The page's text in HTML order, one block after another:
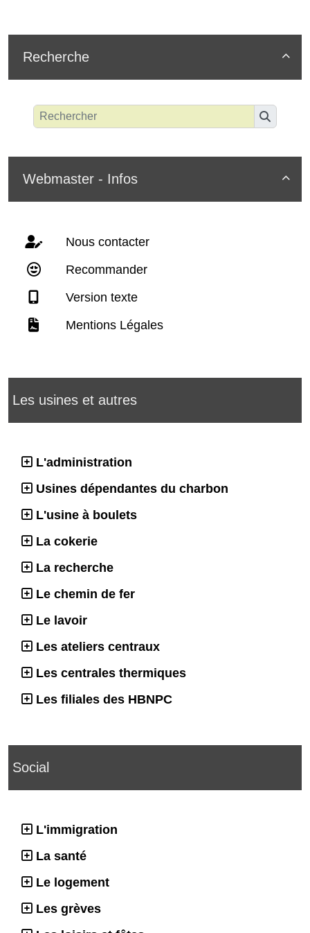

Recherche

Webmaster - Infos
Nous contacter
Recommander
Version texte
Mentions Légales
Les usines et autres
L'administration
Usines dépendantes du charbon
L'usine à boulets
La cokerie
La recherche
Le chemin de fer
Le lavoir
Les ateliers centraux
Les centrales thermiques
Les filiales des HBNPC
Social
L'immigration
La santé
Le logement
Les grèves